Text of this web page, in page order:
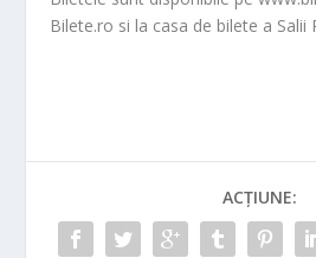
Bilete.ro si la casa de bilete a Salii
ACȚIUNE: